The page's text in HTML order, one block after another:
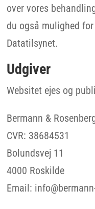
over vores
du også mulighed
Datatilsynet.
Udgiver
Websitet ejes og
Bermann &
CVR: 38684531
Bolundsvej 11
4000 Roskilde
Email: